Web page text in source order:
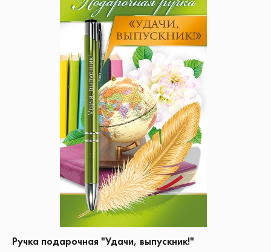
Ручка подарочная "Удачи, выпускник!"